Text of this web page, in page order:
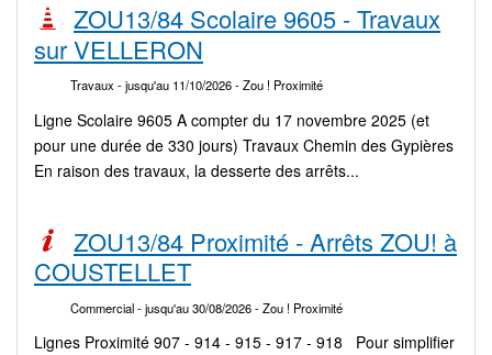
ZOU13/84 Scolaire 9605 - Travaux
sur VELLERON
Travaux - jusqu'au 11/10/2026- Zou ! Proximité
Ligne Scolaire 9605 A compter du 17 novembre 2025 (et
pour une durée de 330 jours) Travaux Chemin des Gypières
En raison des travaux, la desserte des arrêts...
ZOU13/84 Proximité - Arrêts ZOU! à
COUSTELLET
Commercial- jusqu'au 30/08/2026- Zou ! Proximité
Lignes Proximité 907 - 914 - 915 - 917 - 918 Pour simplifier